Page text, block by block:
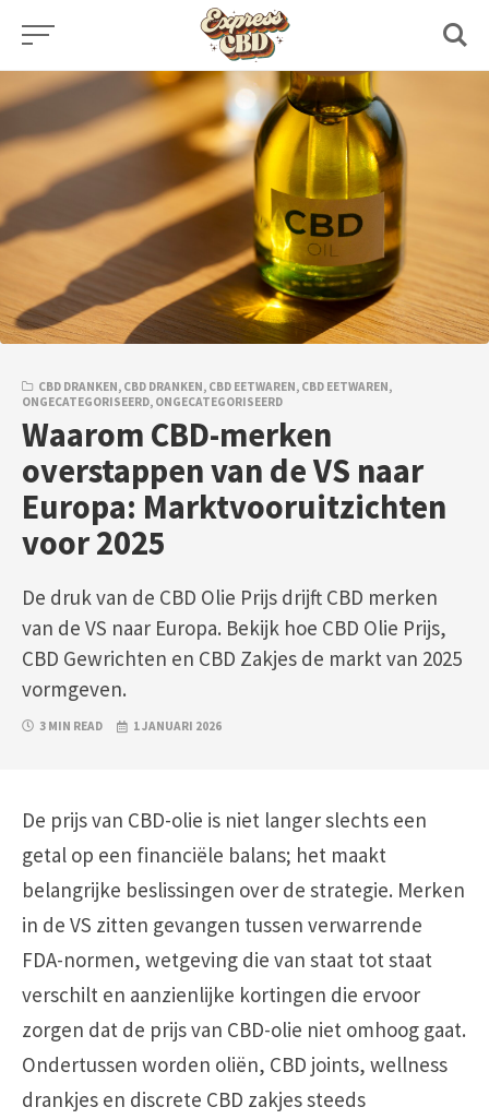
Skip
content
CBD DRANKEN, CBD DRANKEN, CBD EETWAREN, CBD EETWAREN,
ONGECATEGORISEERD, ONGECATEGORISEERD
Waarom CBD-merken
overstappen van de VS naar
Europa: Marktvooruitzichten
voor 2025
De druk van de CBD Olie Prijs drijft CBD merken
van de VS naar Europa. Bekijk hoe CBD Olie Prijs,
CBD Gewrichten en CBD Zakjes de markt van 2025
vormgeven.
3 MIN READ 1 JANUARI 2026
De prijs van CBD-olie is niet langer slechts een
getal op een financiële balans; het maakt
belangrijke beslissingen over de strategie. Merken
in de VS zitten gevangen tussen verwarrende
FDA-normen, wetgeving die van staat tot staat
verschilt en aanzienlijke kortingen die ervoor
zorgen dat de prijs van CBD-olie niet omhoog gaat.
Ondertussen worden oliën, CBD joints, wellness
drankjes en discrete CBD zakjes steeds